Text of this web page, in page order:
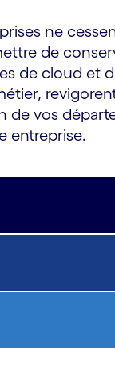
ne
de
de cloud et
de vos
entreprise.